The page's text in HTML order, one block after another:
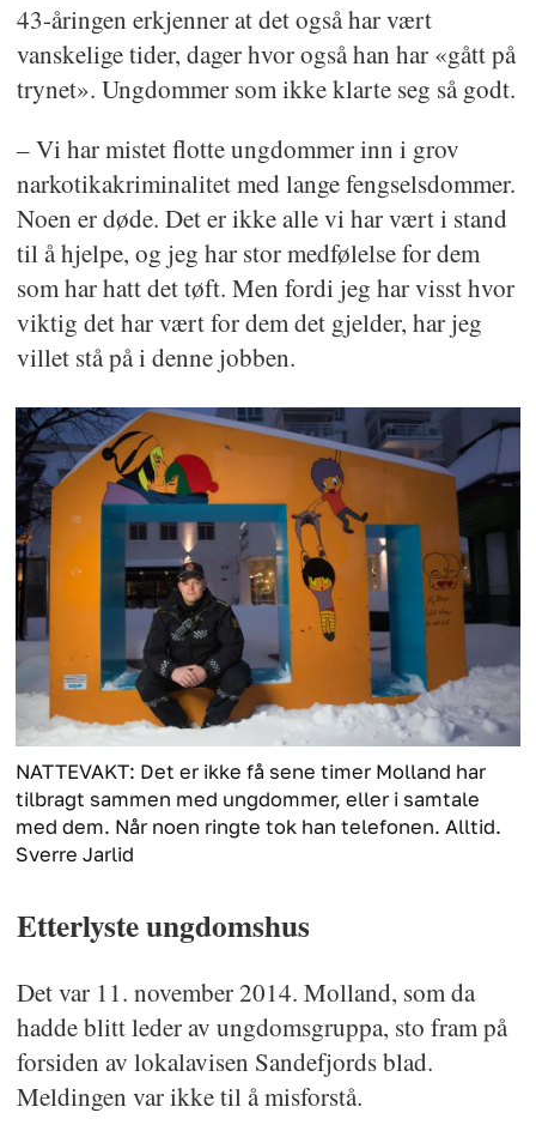
43-åringen erkjenner at det også har vært
vanskelige tider, dager hvor også han har «gått på
trynet». Ungdommer som ikke klarte seg så godt.
– Vi har mistet flotte ungdommer inn i grov
narkotikakriminalitet med lange fengselsdommer.
Noen er døde. Det er ikke alle vi har vært i stand
til å hjelpe, og jeg har stor medfølelse for dem
som har hatt det tøft. Men fordi jeg har visst hvor
viktig det har vært for dem det gjelder, har jeg
villet stå på i denne jobben.
NATTEVAKT: Det er ikke få sene timer Molland har
tilbragt sammen med ungdommer, eller i samtale
med dem. Når noen ringte tok han telefonen. Alltid.
Sverre Jarlid
Etterlyste ungdomshus
Det var 11. november 2014. Molland, som da
hadde blitt leder av ungdomsgruppa, sto fram på
forsiden av lokalavisen Sandefjords blad.
Meldingen var ikke til å misforstå.